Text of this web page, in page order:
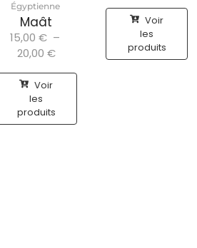
Égyptienne
Maât
15,00 € –
20,00 €
Voir
les
produits
Voir
les
produits